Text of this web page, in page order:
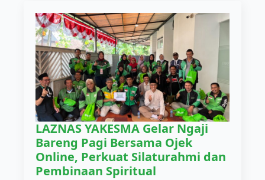
LAZNAS YAKESMA Gelar Ngaji
Bareng Pagi Bersama Ojek
Online, Perkuat Silaturahmi dan
Pembinaan Spiritual